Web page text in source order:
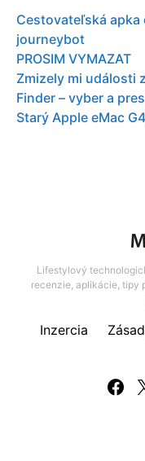
Cestovateľská
journeybot
PROSIM VYMAZAT
Zmizely mi události
Finder – vyber a
Starý Apple eMac
Lifestylový
recenzie, aplikácie, tipy
Inzercia